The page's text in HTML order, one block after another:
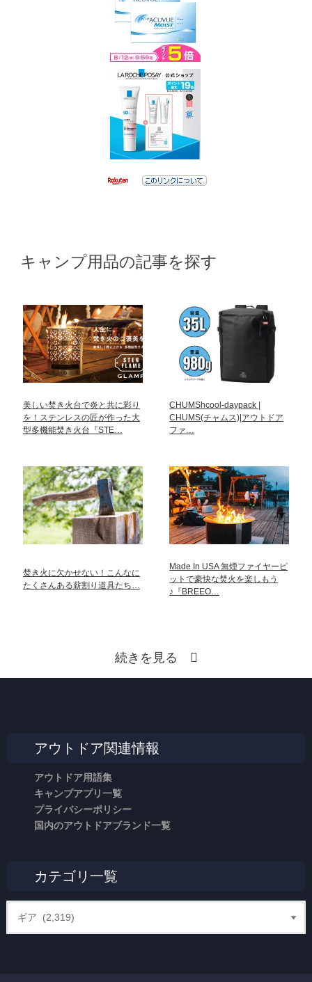
キャンプ用品の記事を探す
美しい焚き火台で炎と共に彩り
を！ステンレスの匠が作った大
型多機能焚き火台『STE…
CHUMShcool-daypack |
CHUMS(チャムス)|アウトドア
ファ…
焚き火に欠かせない！こんなに
たくさんある薪割り道具たち…
Made In USA 無煙ファイヤーピ
ットで豪快な焚火を楽しもう
♪『BREEO…
続きを見る
アウトドア関連情報
アウトドア用語集
キャンプアプリ一覧
プライバシーポリシー
国内のアウトドアブランド一覧
カテゴリ一覧